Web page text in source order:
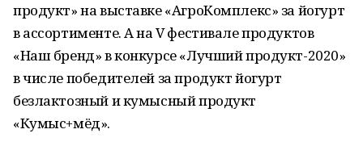
продукт» на выставке «АгроКомплекс» за йогурт
в ассортименте. А на V фестивале продуктов
«Наш бренд» в конкурсе «Лучший продукт-2020»
в числе победителей за продукт йогурт
безлактозный и кумысный продукт
«Кумыс+мёд».